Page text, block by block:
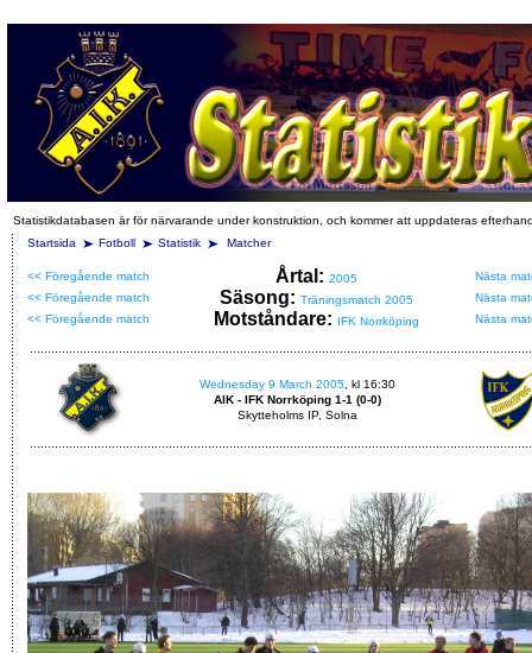
Statistikdatabasen är för närvarande under konstruktion, och kommer att uppdateras
Startsida
Fotboll Statistik Matcher
<< Föregående match Årtal: 2005
Nästa
<< Föregående match
Säsong: Träningsmatch 2005
Nästa
<< Föregående match
Motståndare: IFK Norrköping Nästa
Wednesday 9 March 2005 , kl 16:30
AIK - IFK Norrköping 1-1 (0-0)
Skytteholms IP, Solna